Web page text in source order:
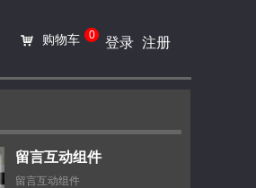
登录 注册
낙 购物车 0
留言互动组件
留言互动组件